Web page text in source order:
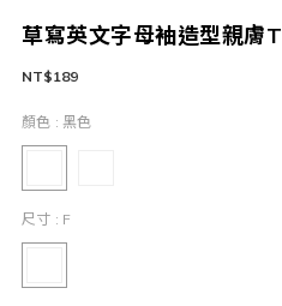
草寫英文字母袖造型親膚T
NT$189
顏色 : 黑色
尺寸 : F